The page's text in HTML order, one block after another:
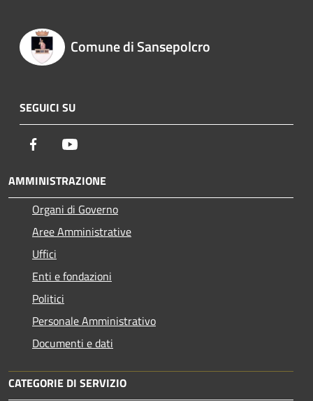
Comune di Sansepolcro
SEGUICI SU
Facebook
AMMINISTRAZIONE
Organi di Governo
Aree Amministrative
Uffici
Enti e fondazioni
Politici
Personale Amministrativo
Documenti e dati
CATEGORIE DI SERVIZIO